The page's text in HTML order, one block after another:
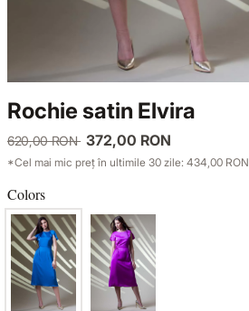
Rochie satin Elvira
620,00 RON 372,00 RON
*Cel mai mic preț în ultimile 30 zile: 434,00 RON
Colors
TWIN SETS
COATS
JACKETS
TINUTE DE OCAZIE
NOUTĂȚI
JACKETS
TINUTE DE OCAZIE
VEZI TOATE REDUCERILE
SENSE LIMITED EDITION
BACK TO OFFICE